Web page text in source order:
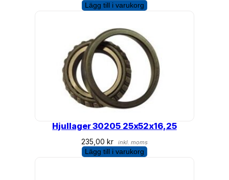
Lägg till i varukorg
Hjullager 30205 25x52x16,25
235,00kr inkl. moms
Lägg till i varukorg